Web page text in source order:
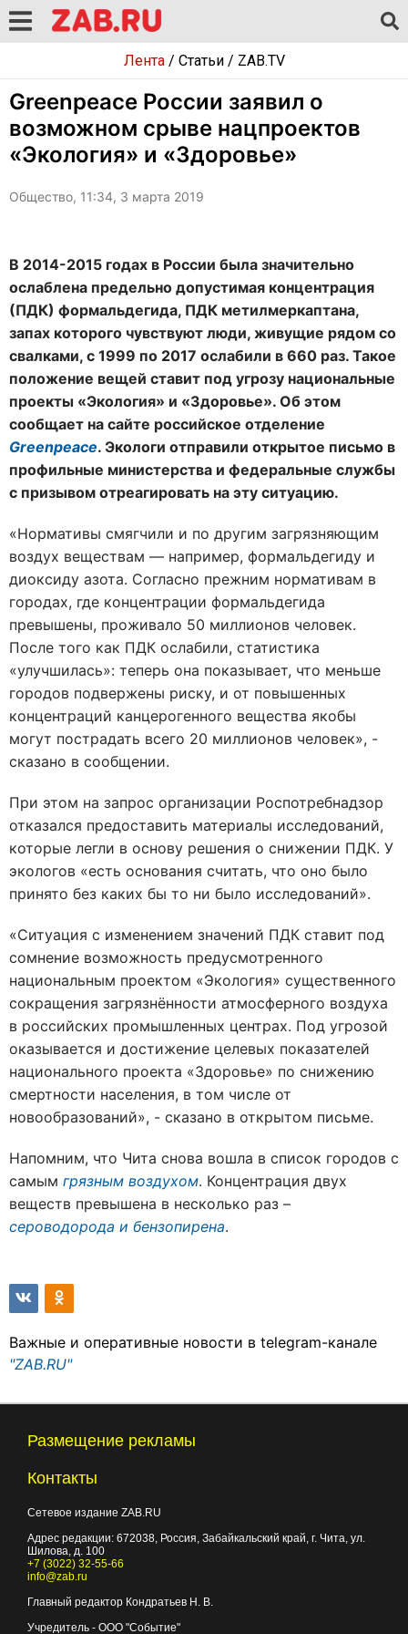
Лента/ Статьи/ ZAB.TV
Greenpeace России заявил о
возможном срыве нацпроектов
«Экология» и «Здоровье»
Общество, 11:34, 3 марта 2019
В 2014-2015 годах в России была значительно
ослаблена предельно допустимая концентрация
(ПДК) формальдегида, ПДК метилмеркаптана,
запах которого чувствуют люди, живущие рядом со
свалками, с 1999 по 2017 ослабили в 660 раз. Такое
положение вещей ставит под угрозу национальные
проекты «Экология» и «Здоровье». Об этом
сообщает на сайте российское отделение
Greenpeace. Экологи отправили открытое письмо в
профильные министерства и федеральные службы
с призывом отреагировать на эту ситуацию.
«Нормативы смягчили и по другим загрязняющим
воздух веществам — например, формальдегиду и
диоксиду азота. Согласно прежним нормативам в
городах, где концентрации формальдегида
превышены, проживало 50 миллионов человек.
После того как ПДК ослабили, статистика
«улучшилась»: теперь она показывает, что меньше
городов подвержены риску, и от повышенных
концентраций канцерогенного вещества якобы
могут пострадать всего 20 миллионов человек», -
сказано в сообщении.
При этом на запрос организации Роспотребнадзор
отказался предоставить материалы исследований,
которые легли в основу решения о снижении ПДК. У
экологов «есть основания считать, что оно было
принято без каких бы то ни было исследований».
«Ситуация с изменением значений ПДК ставит под
сомнение возможность предусмотренного
национальным проектом «Экология» существенного
сокращения загрязнённости атмосферного воздуха
в российских промышленных центрах. Под угрозой
оказывается и достижение целевых показателей
национального проекта «Здоровье» по снижению
смертности населения, в том числе от
новообразований», - сказано в открытом письме.
Напомним, что Чита снова вошла в список городов с
самым грязным воздухом. Концентрация двух
веществ превышена в несколько раз –
сероводорода и бензопирена.
Важные и оперативные новости в telegram-канале
"ZAB.RU"
Размещение рекламы
Контакты
Сетевое издание ZAB.RU
Адрес редакции: 672038, Россия, Забайкальский край, г. Чита, ул.
Шилова, д. 100
+7 (3022) 32-55-66
info@zab.ru
Главный редактор Кондратьев Н. В.
Учредитель - ООО "Событие"